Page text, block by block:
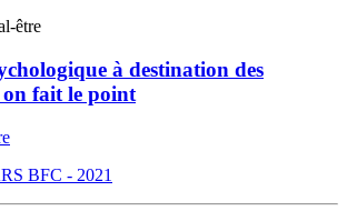
à destination des
fait le point
BFC - 2021